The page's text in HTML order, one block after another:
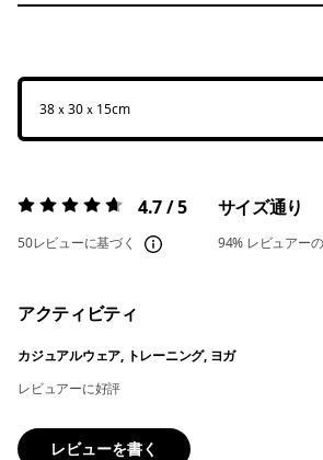
38ｘ30ｘ15cm
評価:4.7 / 5 4.7 / 5
50レビューに基づく
サイズ通り
94% レビュアー
アクティビティ
カジュアルウェア, トレーニング, ヨガ
レビュアーに好評
レビューを書く